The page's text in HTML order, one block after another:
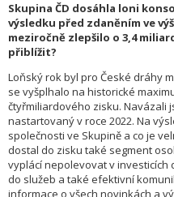
Skupina ČD dosáhla loni
výsledku před zdaněním ve
meziročně zlepšilo o 3,4
přiblížit?
Loňský rok byl pro České dráhy
se vyšplhalo na historické
čtyřmiliardového zisku. Navázali
nastartovaný v roce 2022. Na
společnosti ve Skupině a co je
dostal do zisku také segment
vyplácí nepolevovat v
do služeb a také efektivní